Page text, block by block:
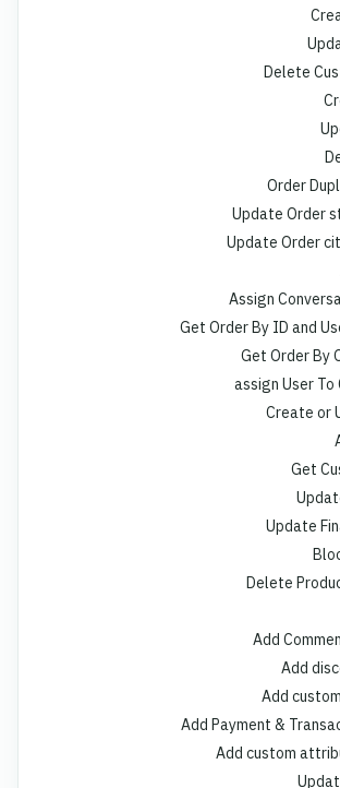
Delete
Order
Update Order
Update Order
Assign
Get Order By ID and
Get Order By
assign User
Create or
Get
Update
Delete
Add
Add
Add
Add Payment &
Add custom